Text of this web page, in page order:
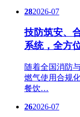
282026-07
技防筑安、
系统，全方
随着全国消防
燃气使用合规
餐饮…
262026-07